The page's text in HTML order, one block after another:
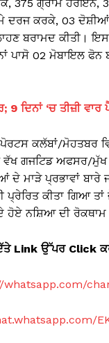
375 ਗ੍ਰਾਮ ਹੈਰੋਇਨ,
ਦਰਜ ਕਰਕੇ, 03 ਦੋਸ਼ੀਆਂ
ਬਰਾਮਦ ਕੀਤੀ।
ਪਾਸੋ 02 ਮੋਬਾਇਲ ਫੋਨ
ਦਿਨਾਂ ‘ਚ ਤੀਜ਼ੀ
ਕਲੱਬਾਂ/ਮੋਹਤਬਰ
ਵੱਖ ਗਜਟਿਡ ਅਫਸਰ/
ਦੇ ਮਾੜੇ ਪ੍ਰਭਾਵਾਂ
ਕੀਤਾ ਗਿਆ
ਹੋਏ ਨਸ਼ਿਆ ਦੀ
Linkਉੱਪਰ Click
whatsapp.com/